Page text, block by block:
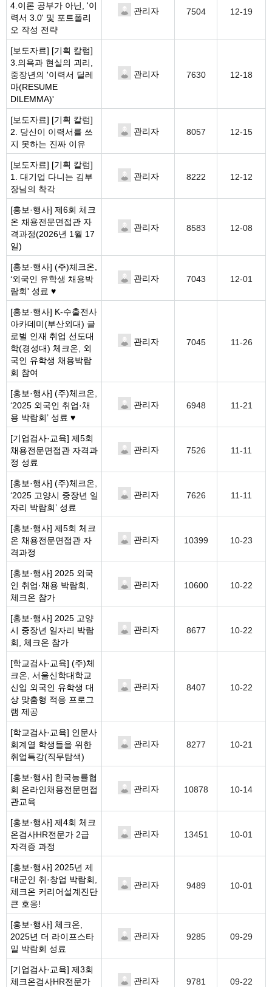
4.이론 공부가 아닌, '이
력서 3.0' 및 포트폴리
오 작성 전략
관리자 7504 12-19
[보도자료] [기획 칼럼]
3.의욕과 현실의 괴리,
중장년의 '이력서 딜레
마(RESUME
DILEMMA)'
관리자 7630 12-18
[보도자료] [기획 칼럼]
2. 당신이 이력서를 쓰
지 못하는 진짜 이유
관리자 8057 12-15
[보도자료] [기획 칼럼]
1. 대기업 다니는 김부
장님의 착각
관리자 8222 12-12
[홍보·행사] 제6회 체크
온 채용전문면접관 자
격과정(2026년 1월 17
일)
관리자 8583 12-08
[홍보·행사] (주)체크온,
‘외국인 유학생 채용박
람회' 성료 ♥
관리자 7043 12-01
[홍보·행사] K-수출전사
아카데미(부산외대) 글
로벌 인재 취업 선도대
학(경성대) 체크온, 외
국인 유학생 채용박람
회 참여
관리자 7045 11-26
[홍보·행사] (주)체크온,
‘2025 외국인 취업·채
용 박람회’ 성료 ♥
관리자 6948 11-21
[기업검사·교육] 제5회
채용전문면접관 자격과
정 성료
관리자 7526 11-11
[홍보·행사] (주)체크온,
‘2025 고양시 중장년 일
자리 박람회’ 성료
관리자 7626 11-11
[홍보·행사] 제5회 체크
온 채용전문면접관 자
격과정
관리자 10399 10-23
[홍보·행사] 2025 외국
인 취업·채용 박람회,
체크온 참가
관리자 10600 10-22
[홍보·행사] 2025 고양
시 중장년 일자리 박람
회, 체크온 참가
관리자 8677 10-22
[학교검사·교육] (주)체
크온, 서울신학대학교
신입 외국인 유학생 대
상 맞춤형 적응 프로그
램 제공
관리자 8407 10-22
[학교검사·교육] 인문사
회계열 학생들을 위한
취업특강(직무탐색)
관리자 8277 10-21
[홍보·행사] 한국능률협
회 온라인채용전문면접
관교육
관리자 10878 10-14
[홍보·행사] 제4회 체크
온검사HR전문가 2급
자격증 과정
관리자 13451 10-01
[홍보·행사] 2025년 제
대군인 취·창업 박람회,
체크온 커리어설계진단
큰 호응!
관리자 9489 10-01
[홍보·행사] 체크온,
2025년 더 라이프스타
일 박람회 성료
관리자 9285 09-29
[기업검사·교육] 제3회
체크온검사HR전문가
관리자 9781 09-22